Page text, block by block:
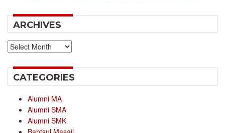
ARCHIVES
Archives
CATEGORIES
Alumni MA
Alumni SMA
Alumni SMK